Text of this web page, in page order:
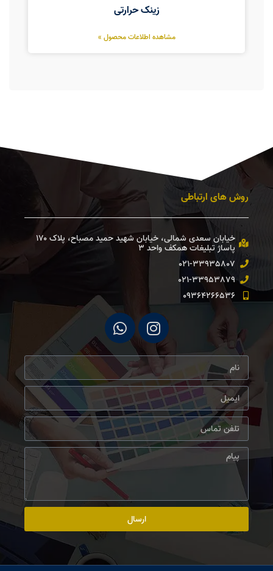
زینک حرارتی
مشاهده اطلاعات محصول »
روش های ارتباطی
خیابان سعدی شمالی، خیابان شهید حمید مصباح، پلاک ۱۷۰
پاساژ تبلیغات همكف واحد ۳ ​
021-33935807
021-33953879
09364266536
ارسال